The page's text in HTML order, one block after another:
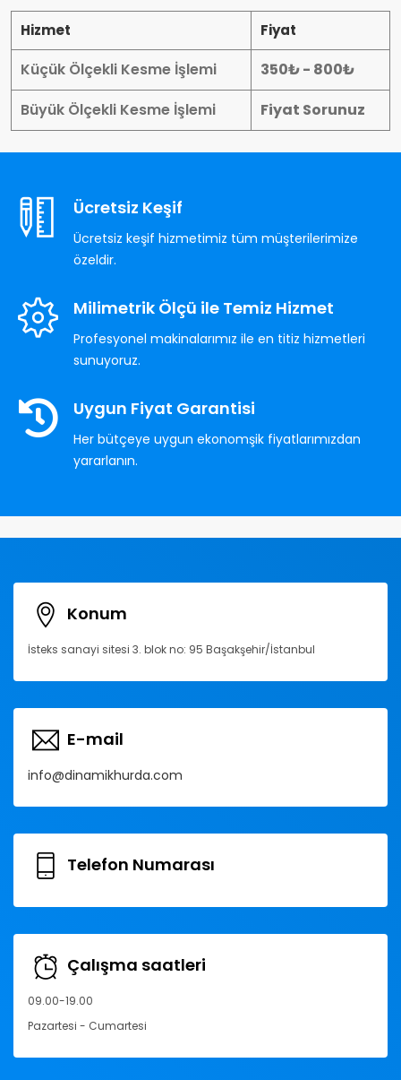
Hizmet Fiyat
Küçük Ölçekli Kesme İşlemi
350₺ - 800₺
Büyük Ölçekli Kesme İşlemi
Fiyat Sorunuz
Ücretsiz Keşif
Ücretsiz keşif hizmetimiz tüm müşterilerimize
özeldir.
Milimetrik Ölçü ile Temiz Hizmet
Profesyonel makinalarımız ile en titiz hizmetleri
sunuyoruz.
Uygun Fiyat Garantisi
Her bütçeye uygun ekonomşik fiyatlarımızdan
yararlanın.
Konum
İsteks sanayi sitesi 3. blok no: 95 Başakşehir/İstanbul
E-mail
info@dinamikhurda.com
Telefon Numarası
Çalışma saatleri
09.00-19.00
Pazartesi - Cumartesi